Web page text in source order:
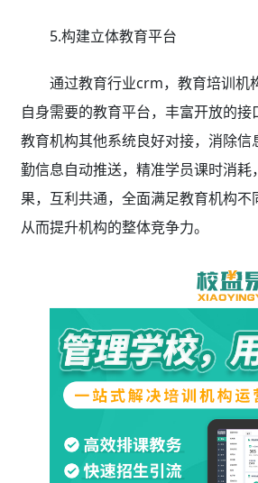
5.构建立体教育平台
通过教育行业crm，教育培训机
自身需要的教育平台，丰富开放的
教育机构其他系统良好对接，消除信
勤信息自动推送，精准学员课时消耗
果，互利共通，全面满足教育机构不
从而提升机构的整体竞争力。